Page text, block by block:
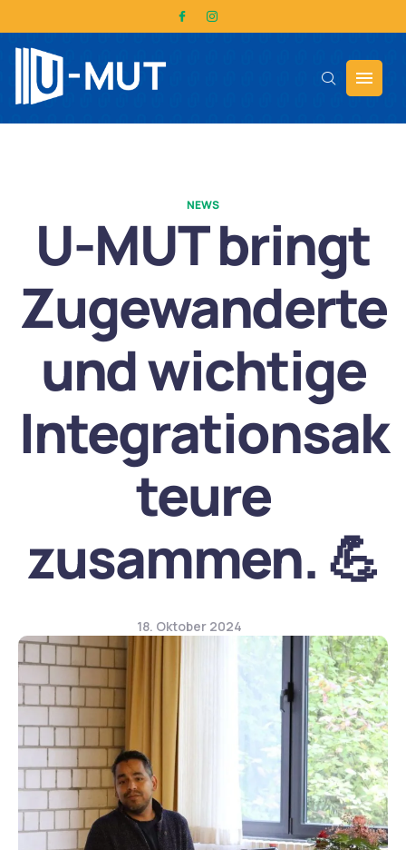
NEWS
U-MUT bringt
Zugewanderte
und wichtige
Integrationsak
teure
zusammen. 💪
18. Oktober 2024